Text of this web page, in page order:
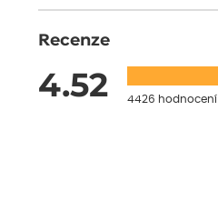
Recenze
4.52 4426 hodnocení